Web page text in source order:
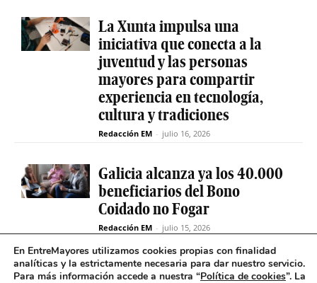
La Xunta impulsa una
iniciativa que conecta a la
juventud y las personas
mayores para compartir
experiencia en tecnología,
cultura y tradiciones
Redacción EM - julio 16, 2026
Galicia alcanza ya los 40.000
beneficiarios del Bono
Coidado no Fogar
Redacción EM - julio 15, 2026
Fabiola García destaca el
En EntreMayores utilizamos cookies propias con finalidad
analíticas y la estrictamente necesaria para dar nuestro servicio.
Para más información accede a nuestra “Política de cookies”. La